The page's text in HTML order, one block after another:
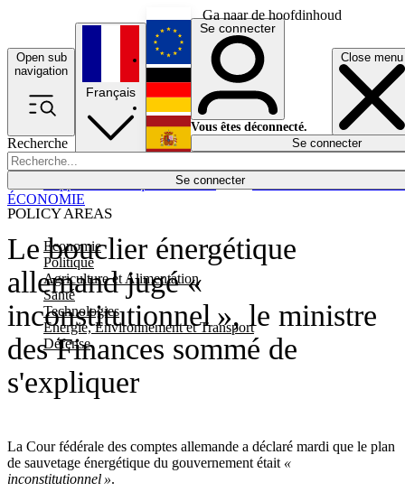
Ga naar de hoofdinhoud
Open sub
navigation
Close menu
Recherche
Se connecter
POLICY AREAS
Economie
Politique
Agriculture et Alimentation
Santé
Technologies
Energie, Environnement et Transport
Défense
Économie
Français
English
Deutsch
Español
Se connecter
Vous êtes déconnecté.
Se connecter
Le bouclier énergétique
allemand jugé «
inconstitutionnel », le ministre
des Finances sommé de
s'expliquer
La Cour fédérale des comptes allemande a déclaré mardi que le plan
de sauvetage énergétique du gouvernement était «
inconstitutionnel ».
ÉCONOMIE